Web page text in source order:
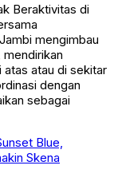
Beraktivitas di
mengimbau
atas atau di sekitar
dengan
sebagai